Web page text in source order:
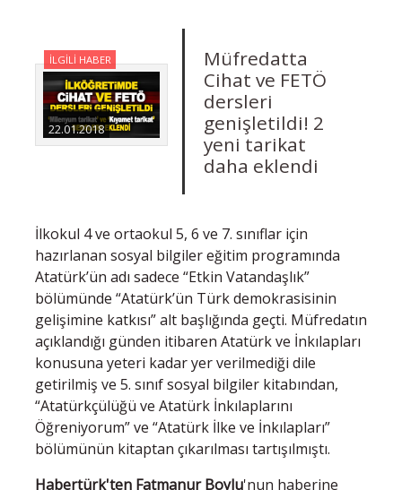
22.01.2018
Müfredatta
Cihat ve FETÖ
dersleri
genişletildi! 2
yeni tarikat
daha eklendi
İLGİLİ HABER
İlkokul 4 ve ortaokul 5, 6 ve 7. sınıflar için
hazırlanan sosyal bilgiler eğitim programında
Atatürk’ün adı sadece “Etkin Vatandaşlık”
bölümünde “Atatürk’ün Türk demokrasisinin
gelişimine katkısı” alt başlığında geçti. Müfredatın
açıklandığı günden itibaren Atatürk ve İnkılapları
konusuna yeteri kadar yer verilmediği dile
getirilmiş ve 5. sınıf sosyal bilgiler kitabından,
“Atatürkçülüğü ve Atatürk İnkılaplarını
Öğreniyorum” ve “Atatürk İlke ve İnkılapları”
bölümünün kitaptan çıkarılması tartışılmıştı.
Habertürk'ten Fatmanur Boylu'nun haberine